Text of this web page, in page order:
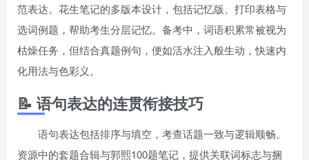
范表达。花生笔记的多版本设计，包括记忆版、打印表格与
选词例题，帮助考生分层记忆。备考中，词语积累常被视为
枯燥任务，但结合真题例句，便如活水注入般生动，快速内
化用法与色彩义。
📝 语句表达的连贯衔接技巧
语句表达包括排序与填空，考查话题一致与逻辑顺畅。
资源中的套题合辑与郭熙100题笔记，提供关联词标志与捆